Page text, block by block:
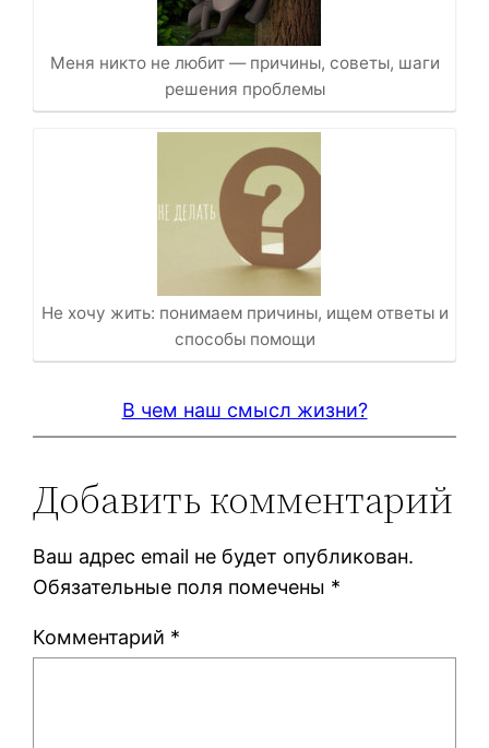
Меня никто не любит — причины, советы, шаги
решения проблемы
Не хочу жить: понимаем причины, ищем ответы и
способы помощи
В чем наш смысл жизни?
Добавить комментарий
Ваш адрес email не будет опубликован.
Обязательные поля помечены *
Комментарий *